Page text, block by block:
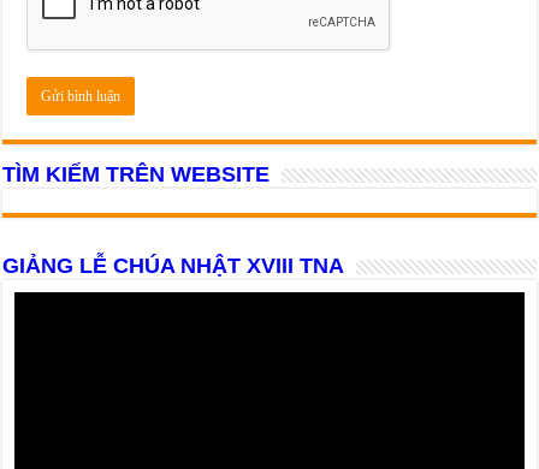
TÌM KIẾM TRÊN WEBSITE
GIẢNG LỄ CHÚA NHẬT XVIII TNA